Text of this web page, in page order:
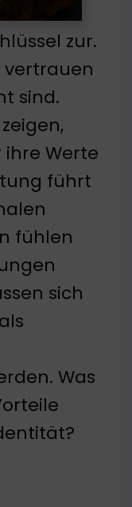
zur.
vertrauen
sind.
ihre Werte
führt
fühlen
sich
Was